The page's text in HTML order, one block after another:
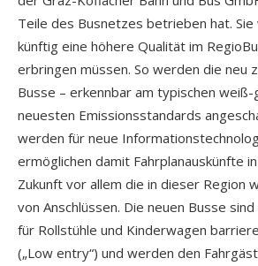
Teile des Busnetzes betrieben hat. Sie
künftig eine höhere Qualität im
erbringen müssen. So werden die neu
Busse – erkennbar am typischen
neuesten Emissionsstandards
werden für neue
ermöglichen damit Fahrplanauskünfte
Zukunft vor allem die in dieser Region
von Anschlüssen. Die neuen Busse
für Rollstühle und Kinderwagen
(„Low entry“) und werden den